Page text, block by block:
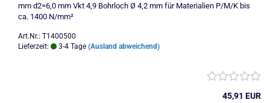
mm d2=6,0 mm Vkt 4,9 Bohrloch Ø 4,2 mm für Materialien P/M/K bis
ca. 1400 N/mm²
Art.Nr.: T1400500
Lieferzeit:
3-4 Tage (Ausland abweichend)
45,91 EUR